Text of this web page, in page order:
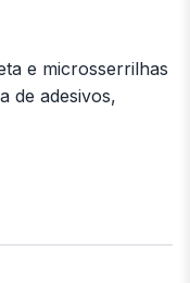
e microsserrilhas
de adesivos,